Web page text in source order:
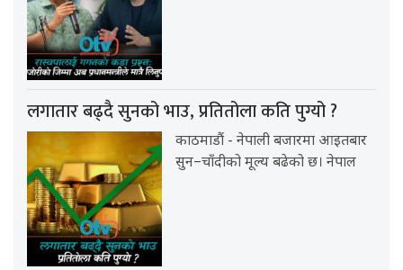
लगातार बढ्दै सुनको भाउ, प्रतितोला कति पुग्यो ?
काठमाडौं - नेपाली बजारमा आइतबार
सुन–चाँदीको मूल्य बढेको छ। नेपाल